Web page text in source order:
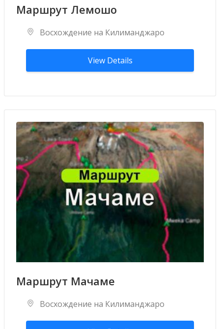
Маршрут Лемошо
Восхождение на Килиманджаро
View Details
Маршрут Мачаме
Восхождение на Килиманджаро